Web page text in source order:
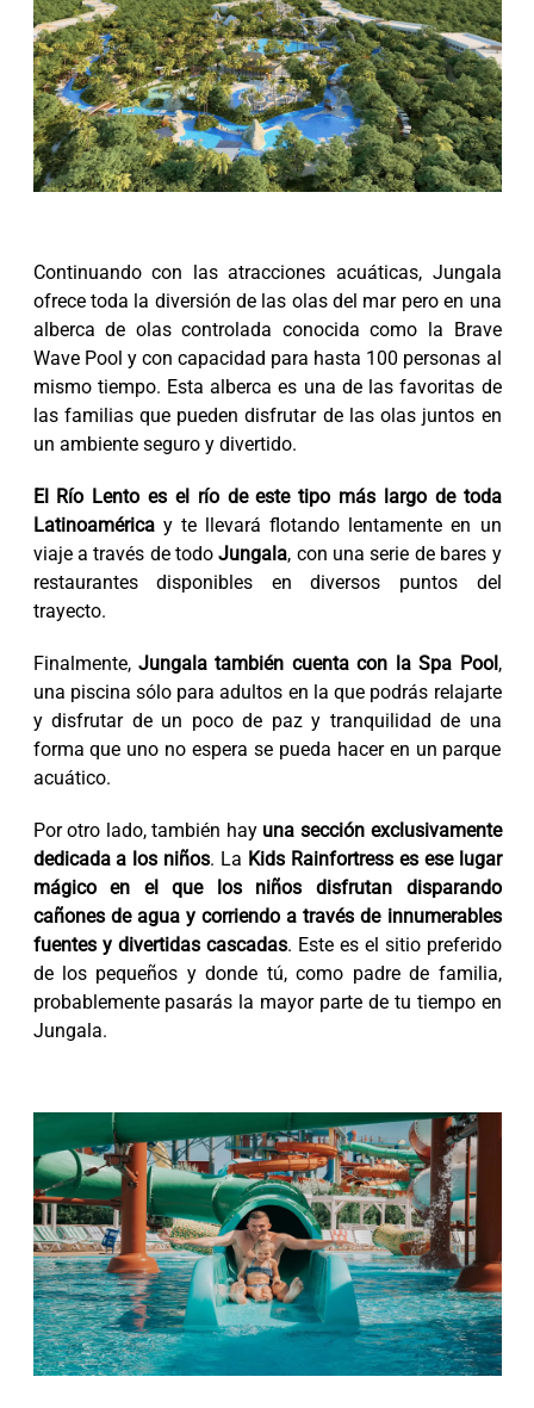
Continuando con las atracciones acuáticas, Jungala
ofrece toda la diversión de las olas del mar pero en una
alberca de olas controlada conocida como la Brave
Wave Pool y con capacidad para hasta 100 personas al
mismo tiempo. Esta alberca es una de las favoritas de
las familias que pueden disfrutar de las olas juntos en
un ambiente seguro y divertido.
El Río Lento es el río de este tipo más largo de toda
Latinoaméricay te llevará flotando lentamente en un
viaje a través de todoJungala, con una serie de bares y
restaurantes disponibles en diversos puntos del
trayecto.
Finalmente, Jungala también cuenta con la Spa Pool,
una piscina sólo para adultos en la que podrás relajarte
y disfrutar de un poco de paz y tranquilidad de una
forma que uno no espera se pueda hacer en un parque
acuático.
Por otro lado, también hay una sección exclusivamente
dedicada a los niños. La Kids Rainfortress es ese lugar
mágico en el que los niños disfrutan disparando
cañones de agua y corriendo a través de innumerables
fuentes y divertidas cascadas. Este es el sitio preferido
de los pequeños y donde tú, como padre de familia,
probablemente pasarás la mayor parte de tu tiempo en
Jungala.